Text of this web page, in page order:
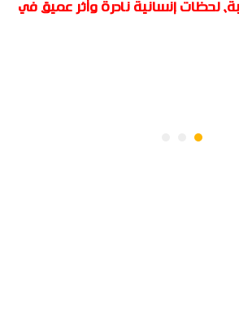
لحظات إنسانية نادرة وأثر عميق في